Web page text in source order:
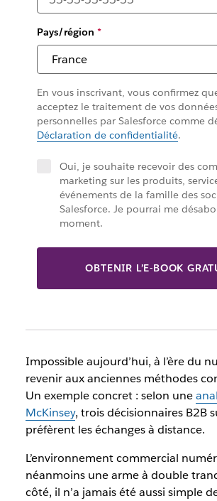
Pays/région *
En vous inscrivant, vous confirmez
acceptez le traitement de vos
personnelles par Salesforce comme
Déclaration de confidentialité.
Oui, je souhaite recevoir des
marketing sur les produits,
événements de la famille des
Salesforce. Je pourrai me
moment.
OBTENIR L’E-BOOK
Impossible aujourd’hui, à l’ère du
revenir aux anciennes méthodes
Un exemple concret : selon une
McKinsey, trois décisionnaires B2B
préfèrent les échanges à distance.
L’environnement commercial
néanmoins une arme à double
côté, il n’a jamais été aussi simple